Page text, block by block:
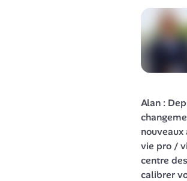
Alan :
nouveaux
vie pro /
centre
calibrer